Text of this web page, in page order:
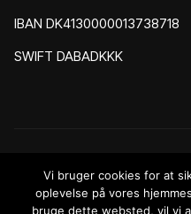
IBAN DK4130000013738718
SWIFT DABADKKK
Webshop designet
Vi bruger cookies for at
oplevelse på vores
bruge dette websted, vil vi